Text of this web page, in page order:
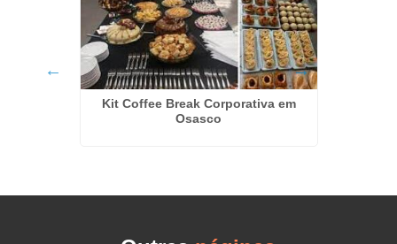
Kit Coffee Break Corporativa em
Osasco